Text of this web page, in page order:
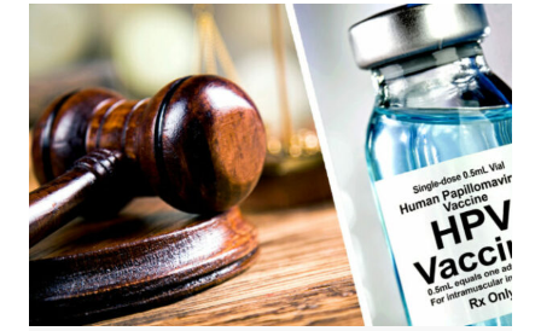
MERCK
CONTRE
LE
HPV
EST
L’ORIGINE
DE
LA
NARCOLEPSIE
D’UN
ADOLESCENT,
SELON